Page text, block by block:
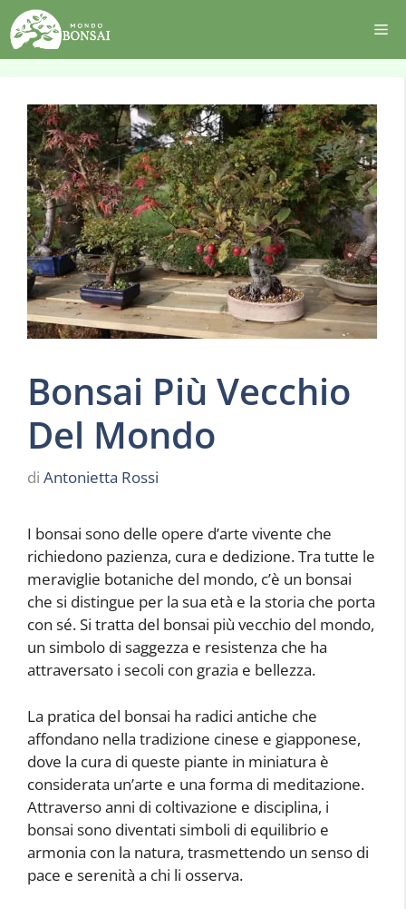
Vai
al
contenuto
Bonsai Più Vecchio
Del Mondo
di Antonietta Rossi
I bonsai sono delle opere d’arte vivente che
richiedono pazienza, cura e dedizione. Tra tutte le
meraviglie botaniche del mondo, c’è un bonsai
che si distingue per la sua età e la storia che porta
con sé. Si tratta del bonsai più vecchio del mondo,
un simbolo di saggezza e resistenza che ha
attraversato i secoli con grazia e bellezza.
La pratica del bonsai ha radici antiche che
affondano nella tradizione cinese e giapponese,
dove la cura di queste piante in miniatura è
considerata un’arte e una forma di meditazione.
Attraverso anni di coltivazione e disciplina, i
bonsai sono diventati simboli di equilibrio e
armonia con la natura, trasmettendo un senso di
pace e serenità a chi li osserva.